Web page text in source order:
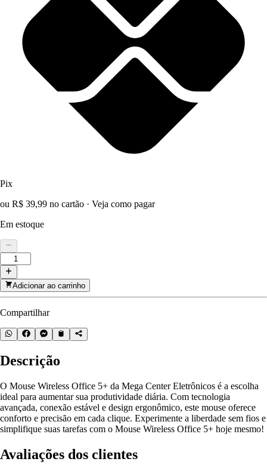
Pix
ou R$ 39,99 no cartão · Veja como pagar
Em estoque
Adicionar ao carrinho
Compartilhar
Descrição
O Mouse Wireless Office 5+ da Mega Center Eletrônicos é a escolha
ideal para aumentar sua produtividade diária. Com tecnologia
avançada, conexão estável e design ergonômico, este mouse oferece
conforto e precisão em cada clique. Experimente a liberdade sem fios e
simplifique suas tarefas com o Mouse Wireless Office 5+ hoje mesmo!
Avaliações dos clientes